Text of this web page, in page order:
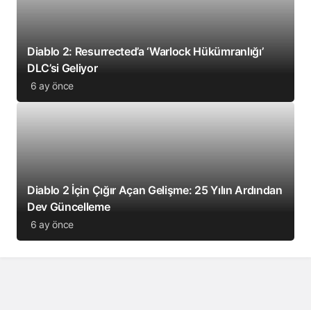
Diablo 2: Resurrected’a ‘Warlock Hükümranlığı’
DLC’si Geliyor
6 ay önce
Diablo 2 İçin Çığır Açan Gelişme: 25 Yılın Ardından
Dev Güncelleme
6 ay önce